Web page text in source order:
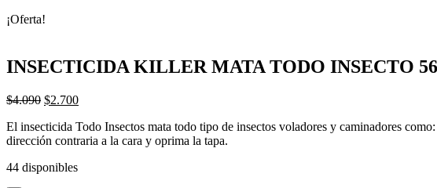
¡Oferta!
INSECTICIDA KILLER MATA TODO INSECTO
$4.090 El
original
era:
$2.700El
actual
es:
El insecticida Todo Insectos mata todo tipo de insectos voladores y caminadores
dirección contraria a la cara y oprima la tapa.
44 disponibles